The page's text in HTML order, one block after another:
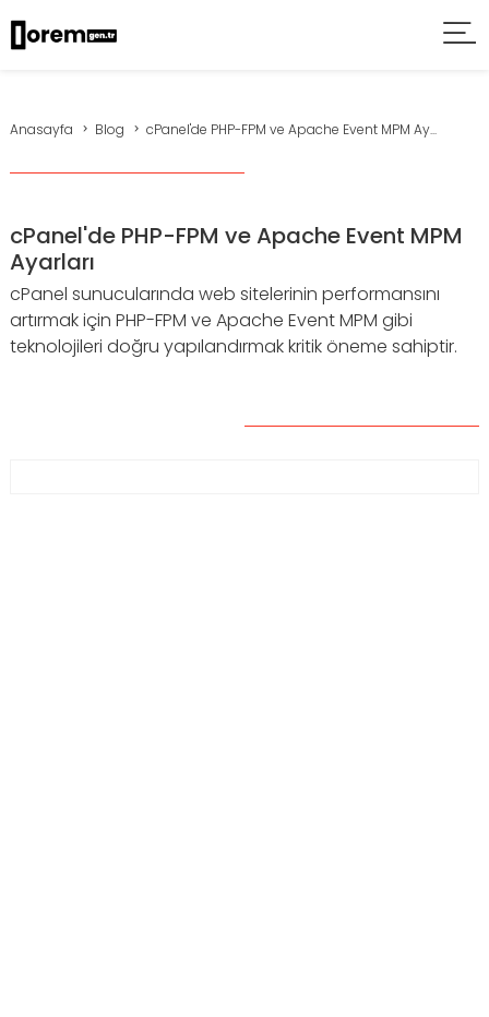
Anasayfa Blog cPanel'de PHP-FPM ve Apache Event MPM Ay...
cPanel'de PHP-FPM ve Apache Event MPM
Ayarları
cPanel sunucularında web sitelerinin performansını
artırmak için PHP-FPM ve Apache Event MPM gibi
teknolojileri doğru yapılandırmak kritik öneme sahiptir.